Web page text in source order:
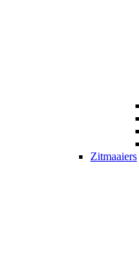
Zitmaaiers